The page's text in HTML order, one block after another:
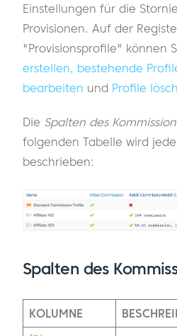
Einstellungen für die
Provisionen. Auf der
"Provisionsprofile" können
erstellen, bestehende
bearbeiten und Profile
Die Spalten des
folgenden Tabelle wird
beschrieben:
Spalten des
KOLUMNE